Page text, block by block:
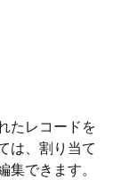
たレコードを
は、割り当て
できます。